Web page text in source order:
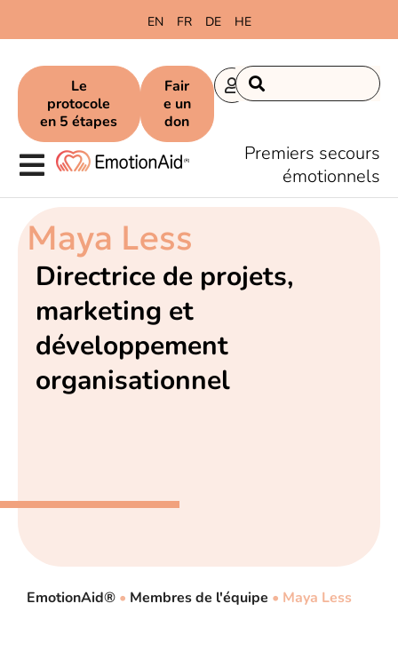
EN FR DE HE
Premiers secours
émotionnels
Le
protocole
en 5 étapes
Fair
e un
don
Maya Less
Directrice de projets,
marketing et
développement
organisationnel
EmotionAid® • Membres de l'équipe • Maya Less